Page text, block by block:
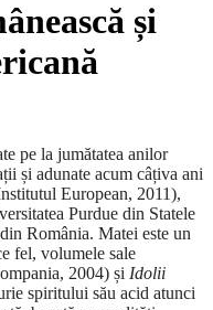
și
pe la jumătatea anilor
și adunate acum câțiva ani
European, 2011),
Purdue din Statele
România. Matei este un
fel, volumele sale
2004) și Idolii
spiritului său acid atunci